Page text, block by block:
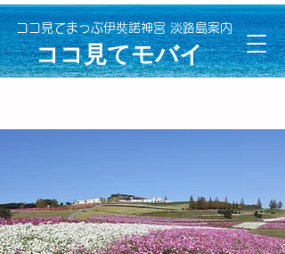
ココ見てまっぷ伊奘諾神宮 淡路島案内
​ココ見てモバイ
ル